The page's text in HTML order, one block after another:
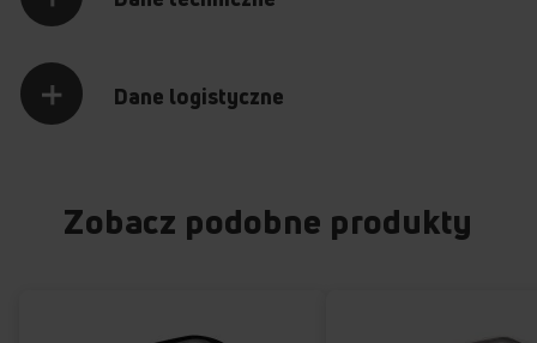
Dane logistyczne
Zobacz podobne produkty